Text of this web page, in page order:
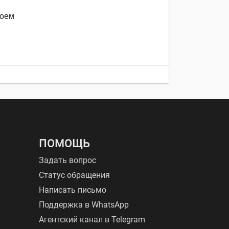
ПОМОЩЬ
Задать вопрос
Статус обращения
Написать письмо
Поддержка в WhatsApp
Агентский канал в Telegram